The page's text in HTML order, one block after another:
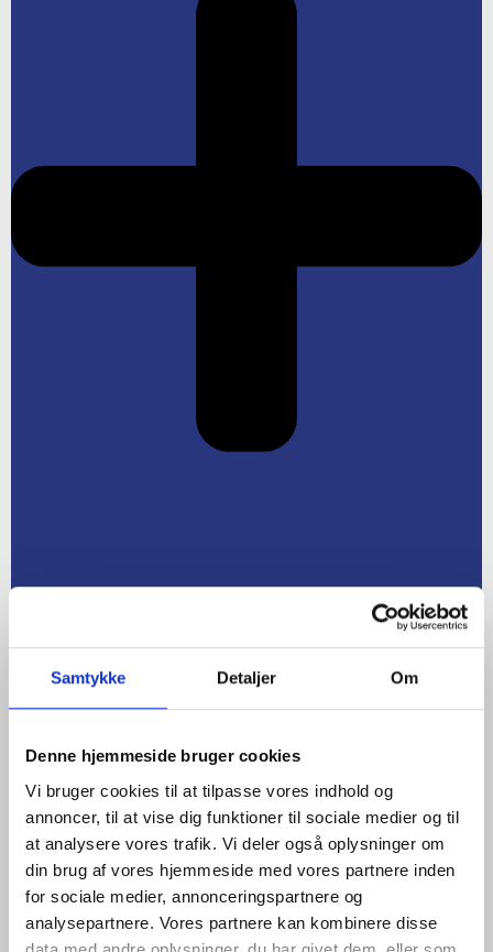
Samtykke Detaljer Om
Denne hjemmeside bruger cookies
Vi bruger cookies til at tilpasse vores indhold og
annoncer, til at vise dig funktioner til sociale medier og til
at analysere vores trafik. Vi deler også oplysninger om
din brug af vores hjemmeside med vores partnere inden
for sociale medier, annonceringspartnere og
analysepartnere. Vores partnere kan kombinere disse